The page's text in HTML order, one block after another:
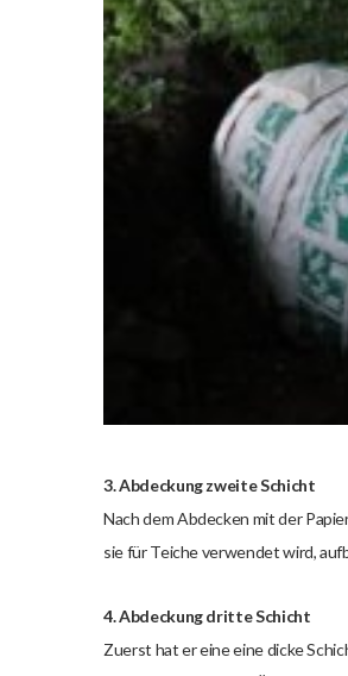
3. Abdeckung zweite Schicht
Nach dem Abdecken mit der
sie für Teiche verwendet wird,
4. Abdeckung dritte Schicht
Zuerst hat er eine eine dicke